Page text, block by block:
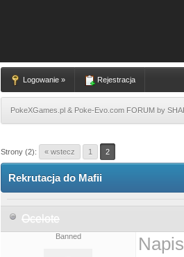
Logowanie » Rejestracja
PokeXGames.pl & Poke-Evo.com FORUM by
Strony (2): « wstecz 1 2
Rekrutacja do Mafii
Ocelote
Banned